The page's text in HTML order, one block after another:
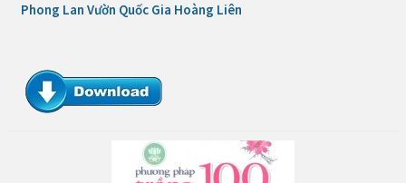
Phong Lan Vườn Quốc Gia Hoàng Liên